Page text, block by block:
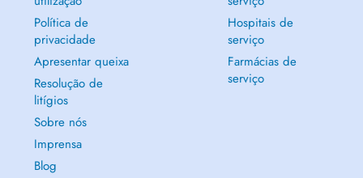
Política de
privacidade
Apresentar queixa
Resolução de
litígios
Sobre nós
Imprensa
Blog
Hospitais de
serviço
Farmácias de
serviço